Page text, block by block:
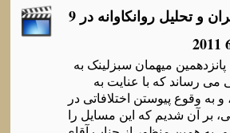
بررسی وضعیت ایران و تحلیل روانکاوانه در 9
میهمان سبزلینک به
می رساند که با عنایت به
به وقوع پیوستن اختلافاتی در
بر آن شدیم که این مسایل را